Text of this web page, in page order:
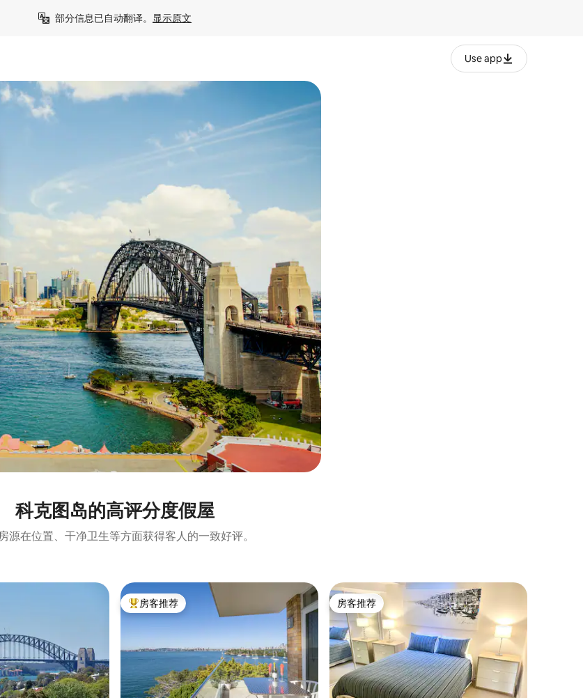
部分信息已自动翻译。 显示原文
Use app
浏览。
科克图岛的高评分度假屋
源在位置、干净卫生等方面获得客人的一致好评。
热门「房客推荐」
房客推荐 房客推荐
房客推荐